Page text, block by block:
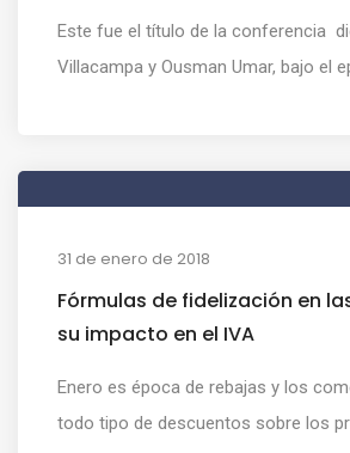
Este fue el título de la conferencia
Villacampa y Ousman Umar, bajo el
31 de enero de 2018
Fórmulas de fidelización en
su impacto en el IVA
Enero es época de rebajas y los
todo tipo de descuentos sobre los